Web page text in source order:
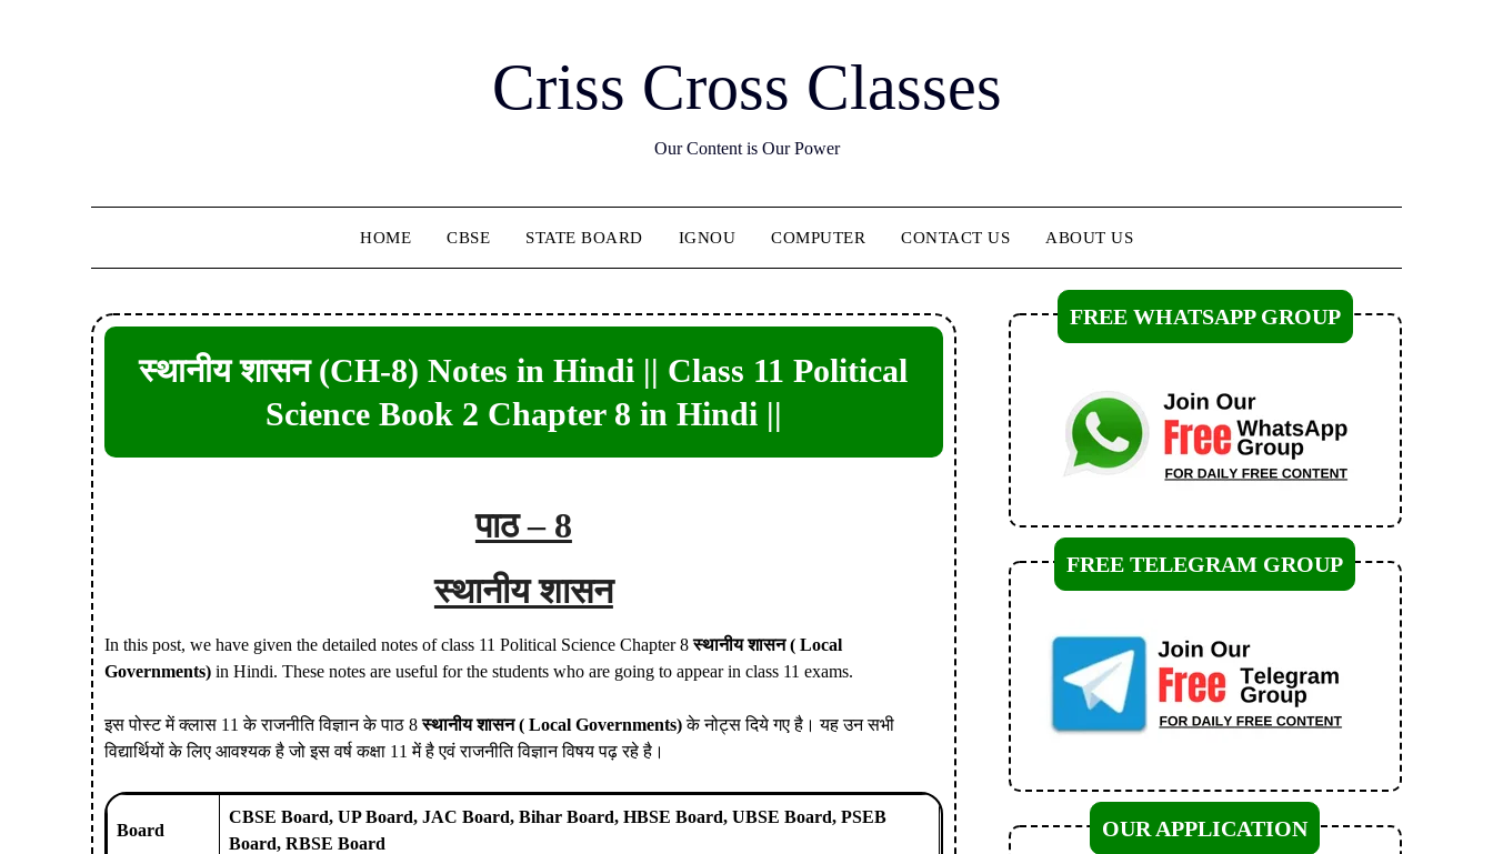
Criss Cross Classes
Our Content is Our Power
HOME CBSE STATE BOARD IGNOU COMPUTER CONTACT US ABOUT US
स्थानीय शासन (CH-8) Notes in Hindi || Class 11 Political
Science Book 2 Chapter 8 in Hindi ||
पाठ – 8
स्थानीय शासन
In this post, we have given the detailed notes of class 11 Political Science Chapter 8स्थानीय शासन ( Local
Governments) in Hindi. These notes are useful for the students who are going to appear in class 11 exams.
इस पोस्ट में क्लास 11 के राजनीति विज्ञान के पाठ 8स्थानीय शासन ( Local Governments)के नोट्स दिये गए है। यह उन सभी
विद्यार्थियों के लिए आवश्यक है जो इस वर्ष कक्षा 11 में है एवं राजनीति विज्ञान विषय पढ़ रहे है।
Board
CBSE Board, UP Board, JAC Board, Bihar Board, HBSE Board, UBSE Board, PSEB
Board, RBSE Board
FREE WHATSAPP GROUP
FREE TELEGRAM GROUP
OUR APPLICATION